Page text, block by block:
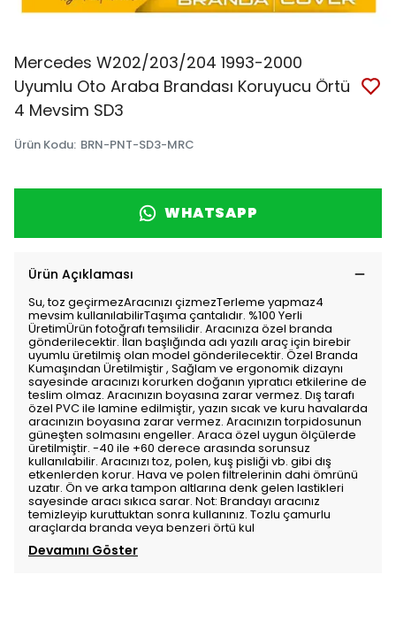
Mercedes W202/203/204 1993-2000
Uyumlu Oto Araba Brandası Koruyucu Örtü
4 Mevsim SD3
Ürün Kodu: BRN-PNT-SD3-MRC
WHATSAPP
Ürün Açıklaması
Su, toz geçirmezAracınızı çizmezTerleme yapmaz4
mevsim kullanılabilirTaşıma çantalıdır. %100 Yerli
ÜretimÜrün fotoğrafı temsilidir. Aracınıza özel branda
gönderilecektir. İlan başlığında adı yazılı araç için birebir
uyumlu üretilmiş olan model gönderilecektir. Özel Branda
Kumaşından Üretilmiştir , Sağlam ve ergonomik dizaynı
sayesinde aracınızı korurken doğanın yıpratıcı etkilerine de
teslim olmaz. Aracınızın boyasına zarar vermez. Dış tarafı
özel PVC ile lamine edilmiştir, yazın sıcak ve kuru havalarda
aracınızın boyasına zarar vermez. Aracınızın torpidosunun
güneşten solmasını engeller. Araca özel uygun ölçülerde
üretilmiştir. -40 ile +60 derece arasında sorunsuz
kullanılabilir. Aracınızı toz, polen, kuş pisliği vb. gibi dış
etkenlerden korur. Hava ve polen filtrelerinin dahi ömrünü
uzatır. Ön ve arka tampon altlarına denk gelen lastikleri
sayesinde aracı sıkıca sarar. Not: Brandayı aracınız
temizleyip kuruttuktan sonra kullanınız. Tozlu çamurlu
araçlarda branda veya benzeri örtü kul
Devamını Göster